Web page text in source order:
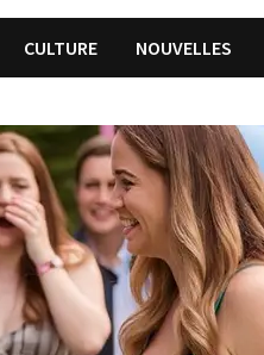
CULTURE NOUVELLES